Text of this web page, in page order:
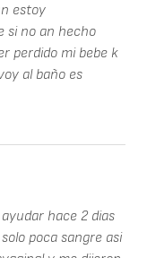
estoy
si no an hecho
perdido mi bebe k
al baño es
hace 2 dias
poca sangre asi